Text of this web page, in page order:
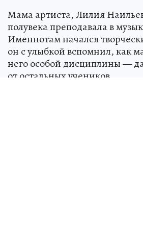
Мама артиста, Лилия
полувека преподавала в
Именнотам начался
он с улыбкой вспомнил, как
него особой дисциплины —
от остальных учеников.